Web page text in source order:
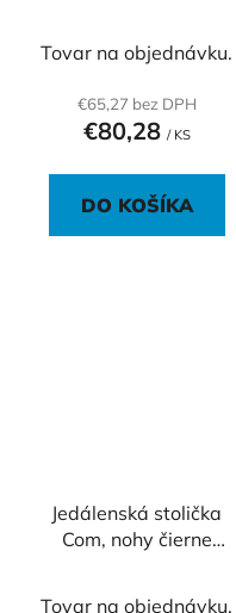
Tovar na objednávku.
€65,27 bez DPH
€80,28 / KS
DO KOŠÍKA
Jedálenská stolička
Com, nohy čierne
Tovar na objednávku.